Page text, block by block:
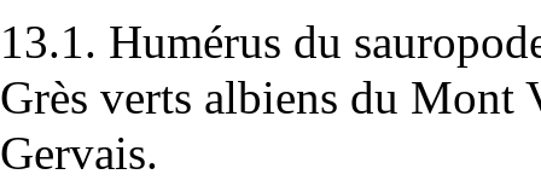
13.1. Humérus du
Grès verts albiens du Mont
Gervais.